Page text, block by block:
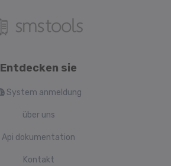
Entdecken sie
System anmeldung
über uns
Api dokumentation
Kontakt